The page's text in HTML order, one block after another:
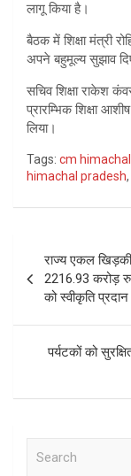
लागू किया है।
बैठक में शिक्षा मंत्री
अपने बहुमूल्य सुझाव
सचिव शिक्षा राकेश
प्रारम्भिक शिक्षा
लिया।
Tags: cm
himachal pradesh,
navigation
राज्य एकल
2216.93 करोड़
को स्वीकृति प्रदान
पर्यटकों को